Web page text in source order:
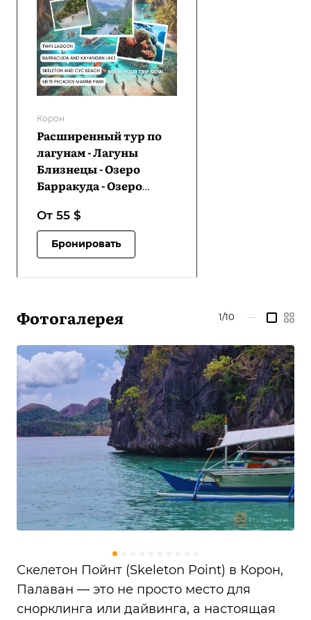
Корон
Расширенный тур по
лагунам - Лагуны
Близнецы - Озеро
Барракуда - Озеро
Сиете Пекадос -
Затонувший корабль
«Skeleton Wreck» - Яхт
От 55 $
Бронировать
Фотогалерея 1/10 —
Скелетон Пойнт (Skeleton Point) в Корон,
Палаван — это не просто место для
снорклинга или дайвинга, а настоящая